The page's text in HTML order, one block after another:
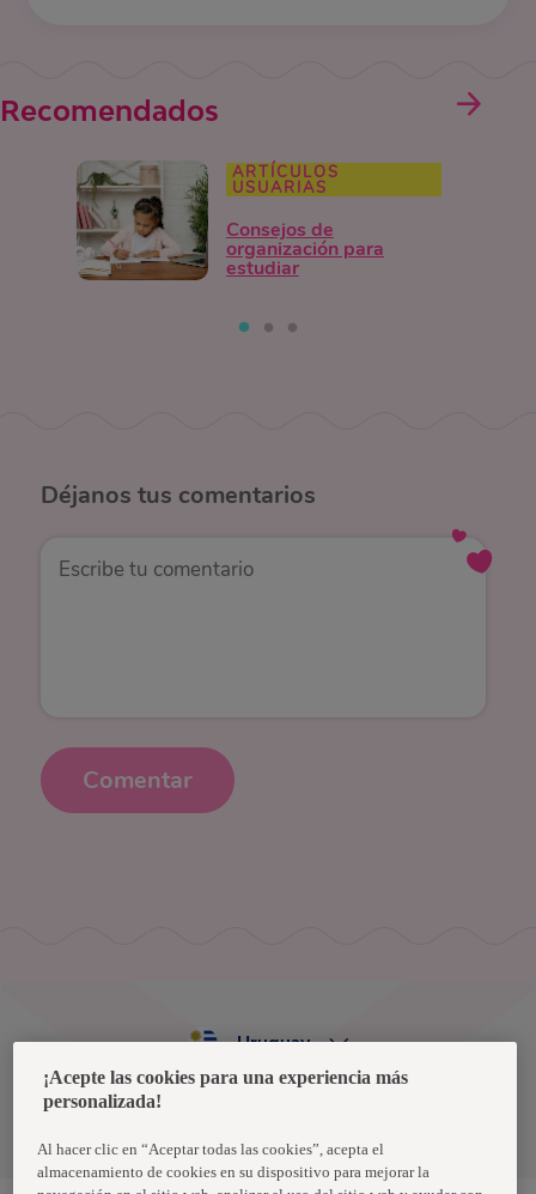
Recomendados
ARTÍCULOS
USUARIAS
Consejos de
organización para
estudiar
Déjanos tus comentarios
Comentar
Política de privacidad de datos
Uruguay
¡Acepte las cookies para una experiencia más
personalizada!
Al hacer clic en “Aceptar todas las cookies”, acepta el
almacenamiento de cookies en su dispositivo para mejorar la